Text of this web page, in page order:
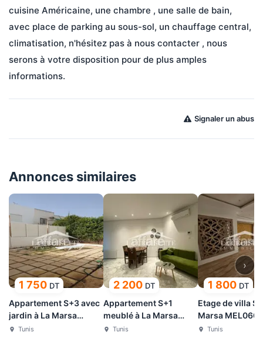
cuisine Américaine, une chambre , une salle de bain,
avec place de parking au sous-sol, un chauffage central,
climatisation, n'hésitez pas à nous contacter , nous
serons à votre disposition pour de plus amples
informations.
Signaler un abus
Annonces similaires
1 750 DT
Appartement S+3 avec
jardin à La Marsa
MAL2335
Tunis
2 200 DT
Appartement S+1
meublé à La Marsa
MAL2000
Tunis
1 800 DT
Etage de villa
Marsa MEL0604
Tunis
›